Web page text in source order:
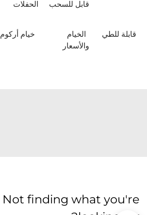
قابل للسحب
الحفلات
قابلة للطي
الخيام
والأسعار
خيام أركوم
Not finding what you're